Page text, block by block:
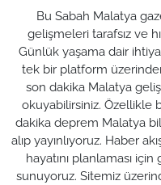
Bu Sabah Malatya
gelişmeleri tarafsız ve
Günlük yaşama dair
tek bir platform
son dakika Malatya
okuyabilirsiniz. Özellikle
dakika deprem Malatya
alıp yayınlıyoruz. Haber
hayatını planlaması
sunuyoruz. Sitemiz